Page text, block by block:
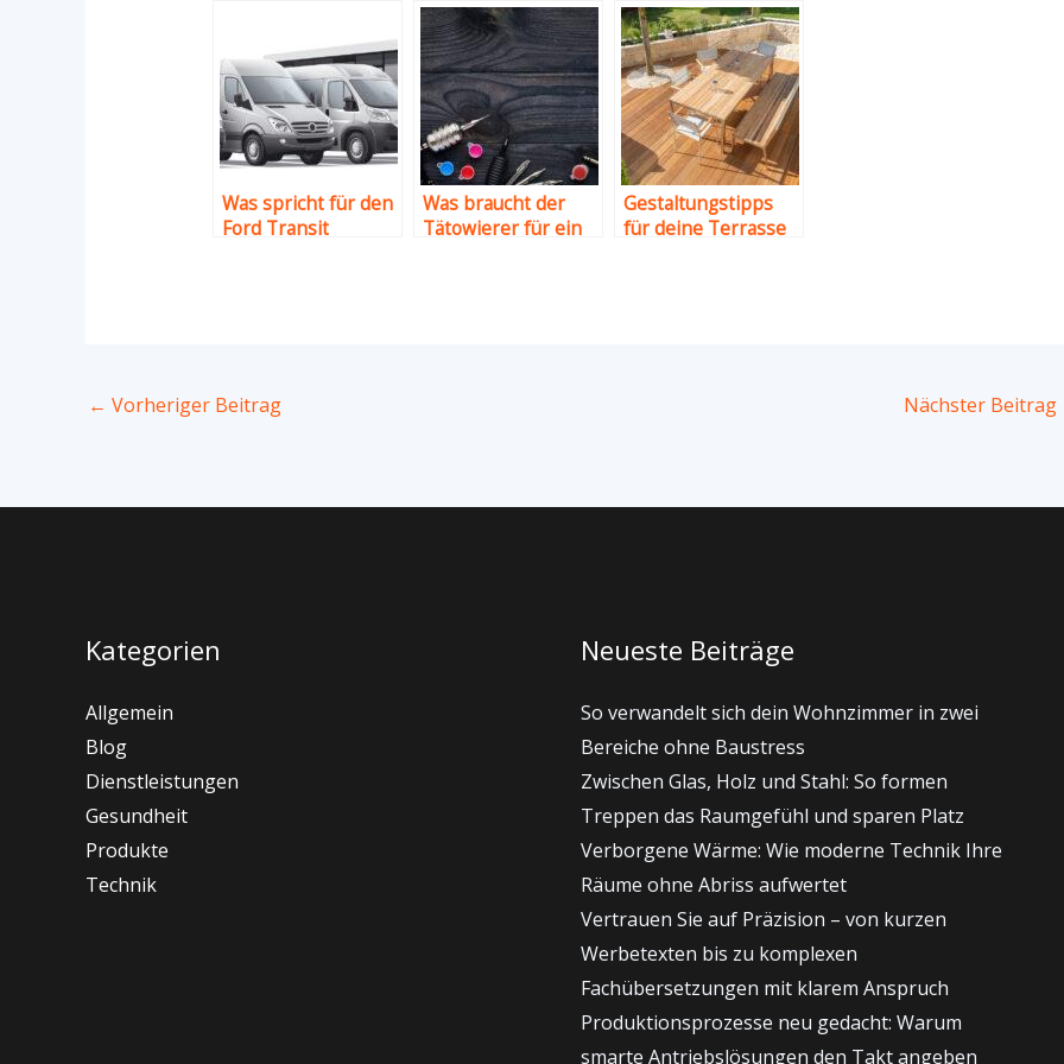
Was spricht für den
Ford Transit
Was braucht der
Tätowierer für ein
Gestaltungstipps
für deine Terrasse
← Vorheriger Beitrag Nächster Beitrag
Kategorien
Allgemein
Blog
Dienstleistungen
Gesundheit
Produkte
Technik
Neueste Beiträge
So verwandelt sich dein Wohnzimmer in zwei
Bereiche ohne Baustress
Zwischen Glas, Holz und Stahl: So formen
Treppen das Raumgefühl und sparen Platz
Verborgene Wärme: Wie moderne Technik Ihre
Räume ohne Abriss aufwertet
Vertrauen Sie auf Präzision – von kurzen
Werbetexten bis zu komplexen
Fachübersetzungen mit klarem Anspruch
Produktionsprozesse neu gedacht: Warum
smarte Antriebslösungen den Takt angeben